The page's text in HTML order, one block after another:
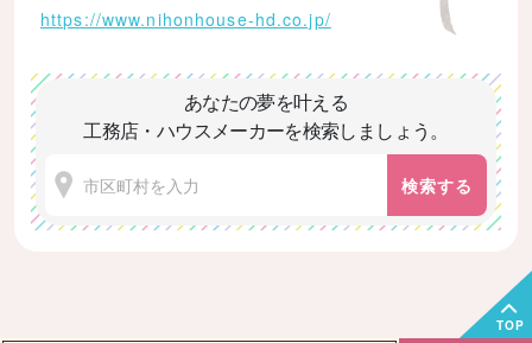
https://www.nihonhouse-hd.co.jp/
あなたの夢を叶える
工務店・ハウスメーカーを検索しましょう。
検索する
TOP